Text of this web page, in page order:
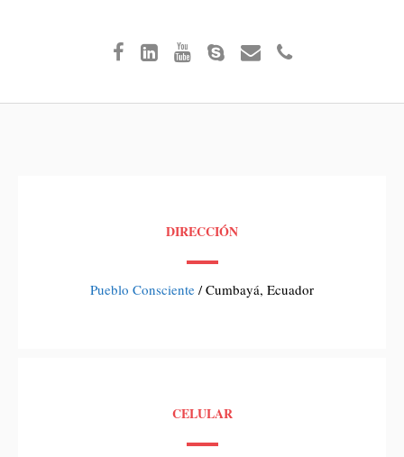
DIRECCIÓN
Pueblo Consciente / Cumbayá, Ecuador
CELULAR